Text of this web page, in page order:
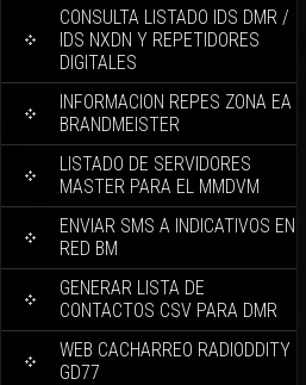
CONSULTA LISTADO IDS DMR /
IDS NXDN Y REPETIDORES
DIGITALES
INFORMACION REPES ZONA EA
BRANDMEISTER
LISTADO DE SERVIDORES
MASTER PARA EL MMDVM
ENVIAR SMS A INDICATIVOS EN
RED BM
GENERAR LISTA DE
CONTACTOS CSV PARA DMR
WEB CACHARREO RADIODDITY
GD77